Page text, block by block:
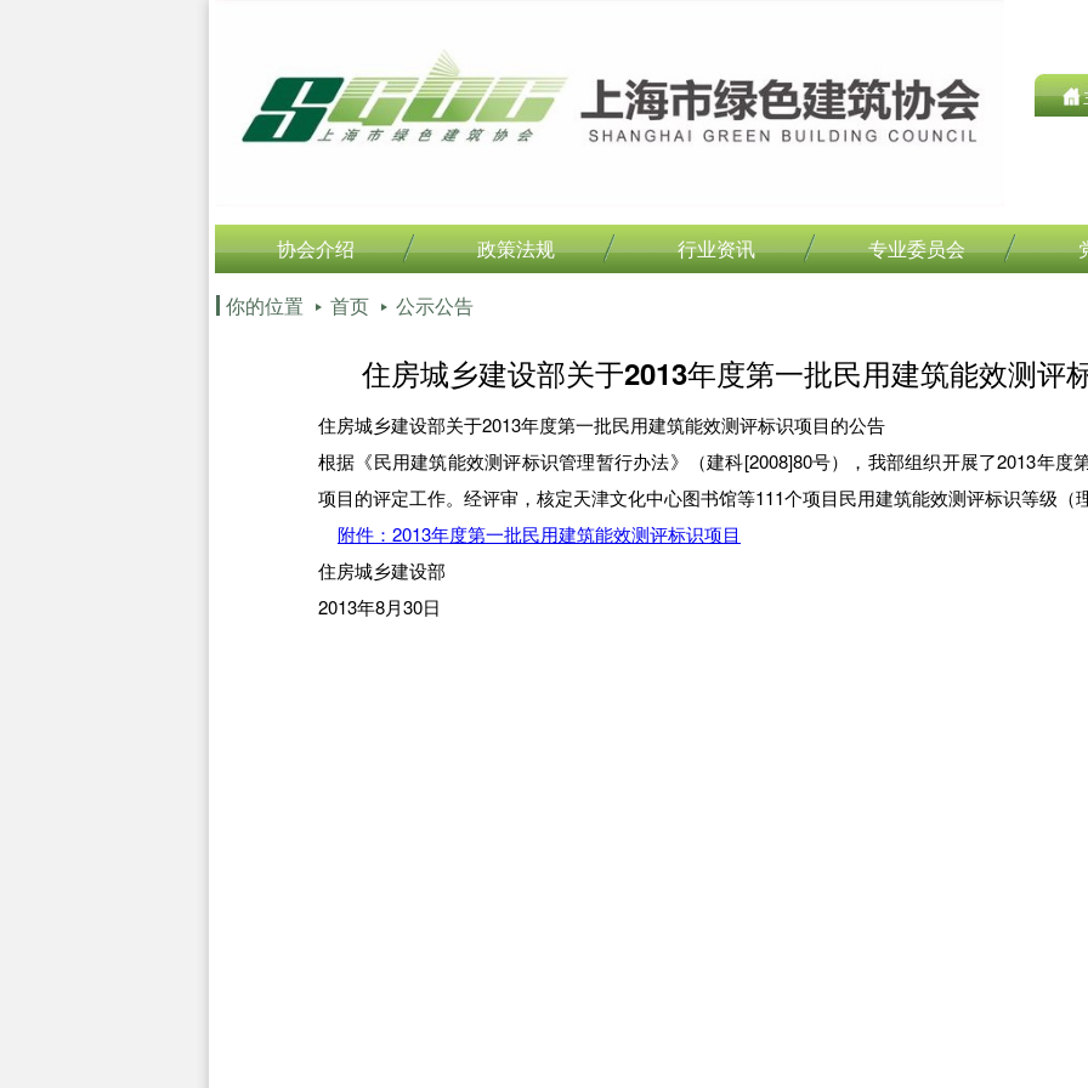
协会介绍 政策法规 行业资讯 专业委员会
你的位置 首页 公示公告
住房城乡建设部关于2013年度第一批民用建筑能效测评
住房城乡建设部关于2013年度第一批民用建筑能效测评标识项目的公告
根据《民用建筑能效测评标识管理暂行办法》（建科[2008]80号），我部组织开展了2013年度
项目的评定工作。经评审，核定天津文化中心图书馆等111个项目民用建筑能效测评标识等级（
附件：2013年度第一批民用建筑能效测评标识项目
住房城乡建设部
2013年8月30日